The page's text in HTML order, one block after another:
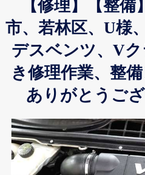
【修理】【整
市、若林区、U様
デスベンツ、V
き修理作業、整
ありがとうご